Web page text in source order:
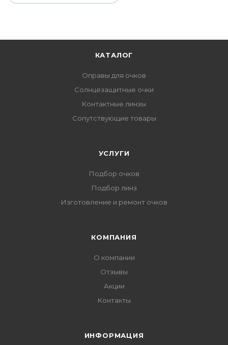
КАТАЛОГ
Оправы для очков
Солнцезащитные очки
Контактные линзы
Сопутствующие товары
УСЛУГИ
Подбор очков
Подбор линз
Изготовление и ремонт очков
КОМПАНИЯ
О компании
Отзывы
Акции
Контакты
ИНФОРМАЦИЯ